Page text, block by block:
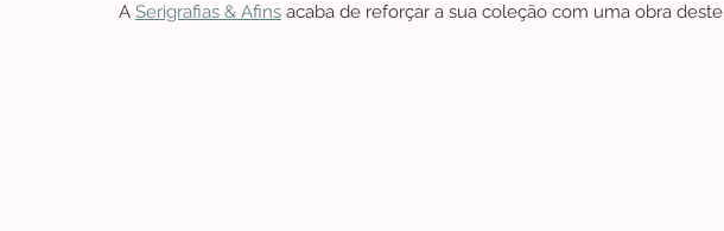
A Serigrafias & Afins acaba de reforçar a sua coleção com uma obra deste